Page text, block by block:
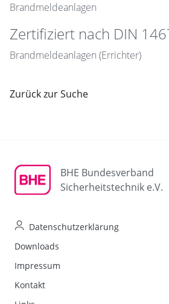
Brandmeldeanlagen
Zertifiziert nach DIN
Brandmeldeanlagen (Errichter)
Zurück zur Suche
BHE Bundesverband
Sicherheitstechnik e.V.
Datenschutzerklärung
Downloads
Impressum
Kontakt